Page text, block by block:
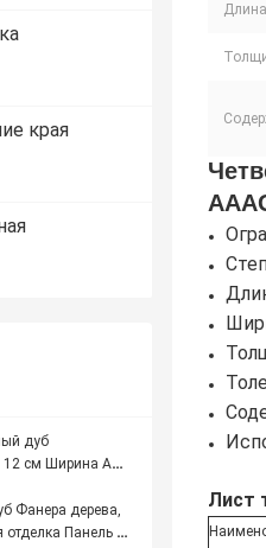
края
дуб
12 см Ширина AA
Фанера дерева,
отделка Панель А-
Лист